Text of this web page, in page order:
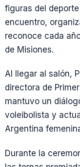
figuras del
encuentro,
reconoce cada
de Misiones.
Al llegar al salón,
directora de
mantuvo un
voleibolista y
Argentina
Durante la